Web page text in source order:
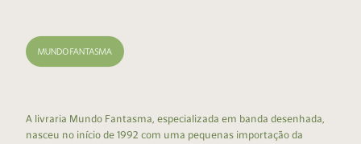
A livraria Mundo Fantasma, especializada em banda desenhada,
nasceu no início de 1992 com uma pequenas importação da